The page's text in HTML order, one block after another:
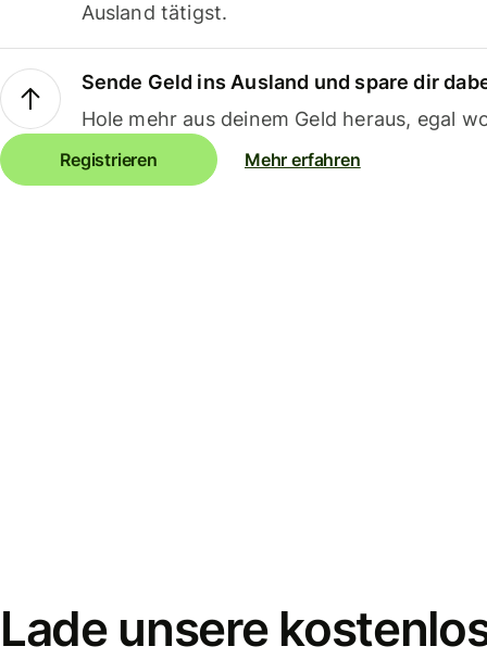
Ausland tätigst.
Sende Geld ins Ausland und spare dir
Hole mehr aus deinem Geld heraus, egal
Registrieren Mehr erfahren
Lade unsere